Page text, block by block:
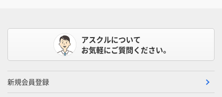
アスクルについて
お気軽にご質問ください。
新規会員登録